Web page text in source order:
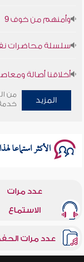
وأمنهم من خوف 9
سلسلة محاضرات نفحات
أخلاقنا أصالة
وأمنهم من خوف 9
المزيد
من
خدمة
الأكثر استماعا
عدد مرات
الاستماع
عدد مرات